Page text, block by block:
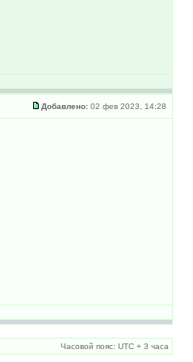
Добавлено: 02 фев 2023, 14:28
Часовой пояс: UTC + 3 часа